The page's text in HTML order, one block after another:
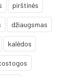
pirštinės
džiaugsmas
kalėdos